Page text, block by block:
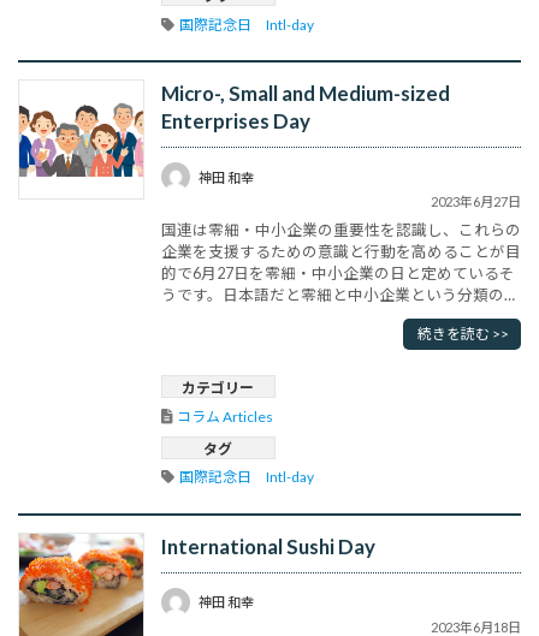
国際記念日　Intl-day
Micro-, Small and Medium-sized
Enterprises Day
神田 和幸
2023年6月27日
国連は零細・中小企業の重要性を認識し、これらの
企業を支援するための意識と行動を高めることが目
的で6月27日を零細・中小企業の日と定めているそ
うです。日本語だと零細と中小企業という分類のよ
うですが、零細企業、中小企業の定義は国や業種に
よって異なります。日本では零細企業は経営規模の
業者という区分に該当し、卸売業・サービス業・小
売業では従業員の数が5人以下、･･･
続きを読む >>
カテゴリー
コラム Articles
タグ
国際記念日　Intl-day
International Sushi Day
神田 和幸
2023年6月18日